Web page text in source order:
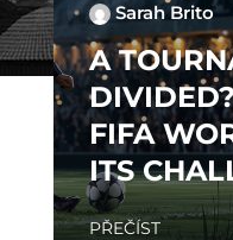
A
FIFA
ITS
PŘEČÍST
Sarah Brito